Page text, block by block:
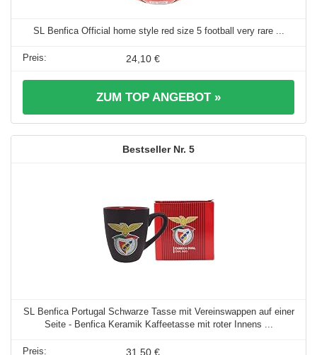
SL Benfica Official home style red size 5 football very rare ...
24,10 €
ZUM TOP ANGEBOT »
5
SL Benfica Portugal Schwarze Tasse mit Vereinswappen auf einer
Seite - Benfica Keramik Kaffeetasse mit roter Innens ...
31,50 €